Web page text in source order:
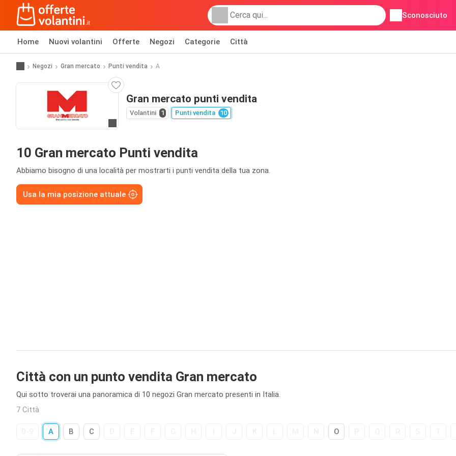
Sconosciuto
Home Nuovi volantini Offerte Negozi Categorie Città
Negozi Gran mercato Punti vendita A
Gran mercato punti vendita
Volantini 1 Punti vendita 10
10 Gran mercato Punti vendita
Abbiamo bisogno di una località per mostrarti i punti vendita della tua zona.
Usa la mia posizione attuale
Città con un punto vendita Gran mercato
Qui sotto troverai una panoramica di 10 negozi Gran mercato presenti in Italia.
7 Città
A B C O